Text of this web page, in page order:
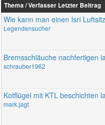
Thema / Verfasser Letzter Beitrag
Wie kann man einen Isri
Legendensucher
Bremsschläuche nachfertigen
schrauber1962
Kotflügel mit KTL beschichten
mark.jagt